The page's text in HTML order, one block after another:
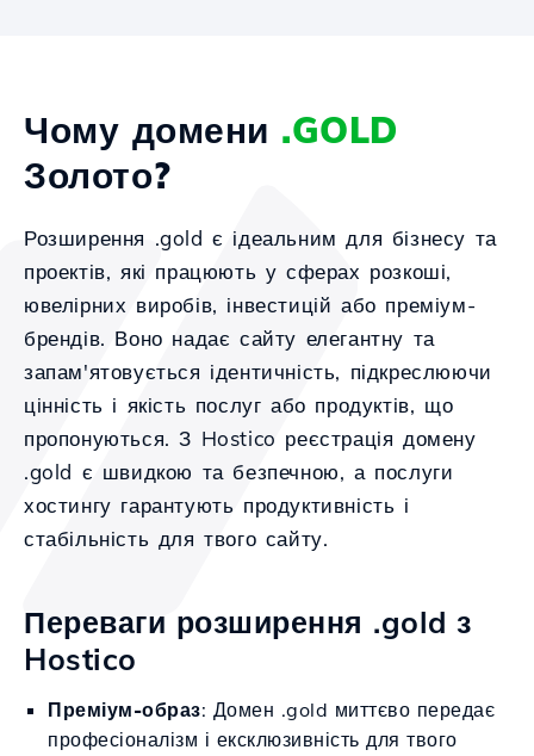
Чому домени .GOLD
Золото?
Розширення .gold є ідеальним для бізнесу та
проектів, які працюють у сферах розкоші,
ювелірних виробів, інвестицій або преміум-
брендів. Воно надає сайту елегантну та
запам'ятовується ідентичність, підкреслюючи
цінність і якість послуг або продуктів, що
пропонуються. З Hostico реєстрація домену
.gold є швидкою та безпечною, а послуги
хостингу гарантують продуктивність і
стабільність для твого сайту.
Переваги розширення .gold з
Hostico
Преміум-образ: Домен .gold миттєво передає
професіоналізм і ексклюзивність для твого